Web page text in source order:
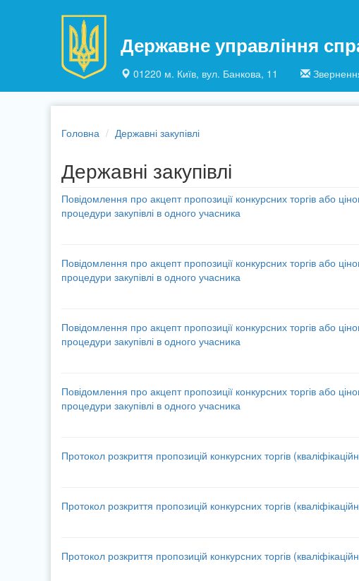
Державне управління
01220 м. Київ, вул. Банкова, 11
Головна Державні закупівлі
Державні закупівлі
Повідомлення про акцепт пропозиції конкурсних торгів або
процедури закупівлі в одного учасника
Повідомлення про акцепт пропозиції конкурсних торгів або
процедури закупівлі в одного учасника
Повідомлення про акцепт пропозиції конкурсних торгів або
процедури закупівлі в одного учасника
Повідомлення про акцепт пропозиції конкурсних торгів або
процедури закупівлі в одного учасника
Протокол розкриття пропозицій конкурсних торгів
Протокол розкриття пропозицій конкурсних торгів
Протокол розкриття пропозицій конкурсних торгів